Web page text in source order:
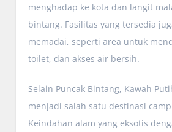
menghadap ke kota dan langit
bintang. Fasilitas yang tersedia
memadai, seperti area untuk
toilet, dan akses air bersih.
Selain Puncak Bintang, Kawah
menjadi salah satu destinasi
Keindahan alam yang eksotis